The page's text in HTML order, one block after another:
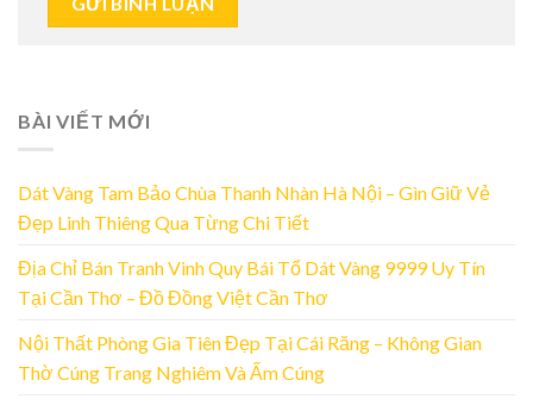
BÀI VIẾT MỚI
Dát Vàng Tam Bảo Chùa Thanh Nhàn Hà Nội – Gìn Giữ Vẻ
Đẹp Linh Thiêng Qua Từng Chi Tiết
Địa Chỉ Bán Tranh Vinh Quy Bái Tổ Dát Vàng 9999 Uy Tín
Tại Cần Thơ – Đồ Đồng Việt Cần Thơ
Nội Thất Phòng Gia Tiên Đẹp Tại Cái Răng – Không Gian
Thờ Cúng Trang Nghiêm Và Ấm Cúng